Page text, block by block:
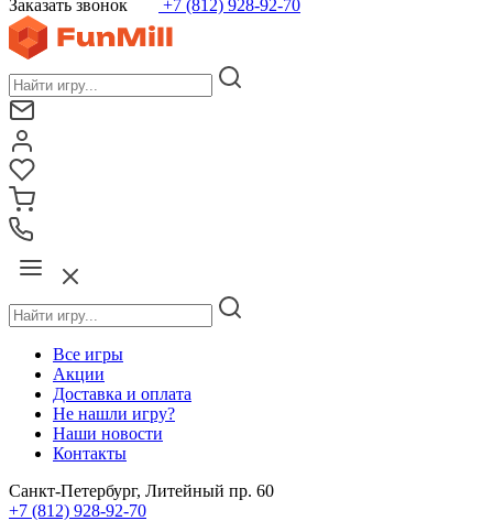
Заказать звонок
+7 (812) 928-92-70
Все игры
Акции
Доставка и оплата
Не нашли игру?
Наши новости
Контакты
Санкт-Петербург, Литейный пр. 60
+7 (812) 928-92-70